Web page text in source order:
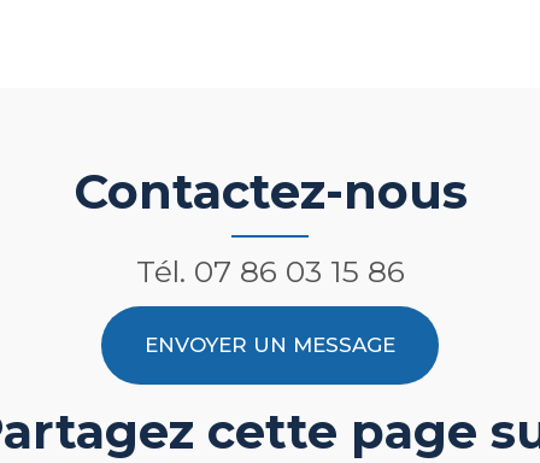
Contactez-nous
Tél. 07 86 03 15 86
ENVOYER UN MESSAGE
cette page